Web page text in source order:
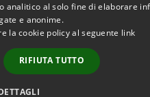
Copyright © 2026 • Comune
analitico al solo fine di elaborare
e anonime.
la cookie policy al seguente link
RIFIUTA TUTTO